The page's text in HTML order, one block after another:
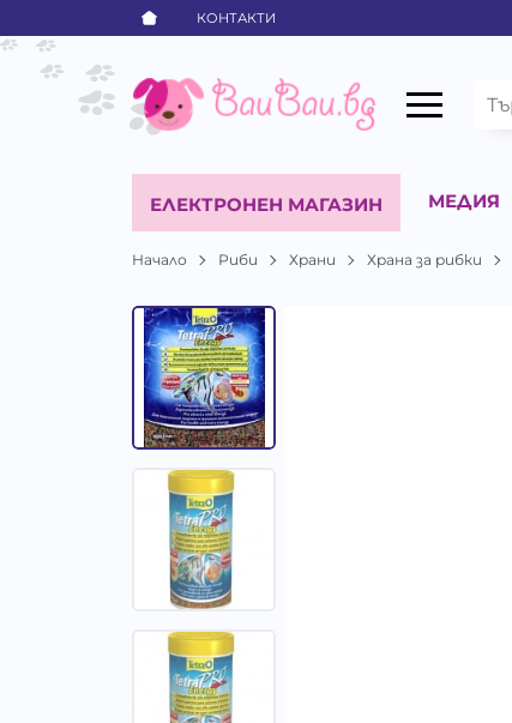
КОНТАКТИ
ЕЛЕКТРОНЕН МАГАЗИН МЕДИЯ
Начало Риби Храни Храна за рибки